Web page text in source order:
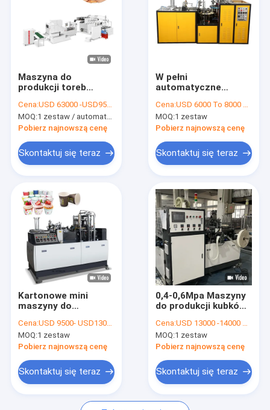
Produkty
O nas
Wycieczka po fabryce
Kontrola jakości
Maszyny do produkcji kubków papierowych
Maszyna do
produkcji toreb
120-330 mm z
uchwytem linowym
Cena:USD 63000 -USD95000
MOQ:1 zestaw / automatyczna maszyna do produkcji toreb papierowych na zakupy z uchwytem linowym
Pobierz najnowszą cenę
Skontaktuj się teraz
W pełni
automatyczne
produkcji kubków
papierowych PLC
175-420g / M2
Cena:USD 6000 To 8000 Per Set
MOQ:1 zestaw
Pobierz najnowszą cenę
Skontaktuj się teraz
Kartonowe mini
maszyny do
papierowych
Maszyna do
produkcji kubków do
Cena:USD 9500- USD13000 / set
MOQ:1 zestaw
Pobierz najnowszą cenę
Skontaktuj się teraz
0,4-0,6Mpa Maszyny
do produkcji kubków
Jednorazowa
maszyna do
produkcji kubków
Cena:USD 13000 -14000 PER SET fob
MOQ:1 zestaw
Pobierz najnowszą cenę
Skontaktuj się teraz